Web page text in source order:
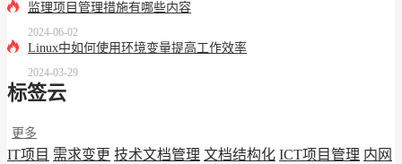
监理项目管理措施有哪些内容
2024-06-02
Linux中如何使用环境变量提高工作效率
2024-03-29
标签云
更多
IT项目 需求变更 技术文档管理 文档结构化 ICT项目管理 内网